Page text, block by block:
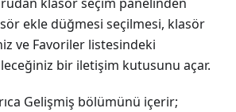
ekle düğmesi seçilmesi, klasör
ve Favoriler listesindeki
bir iletişim kutusunu açar.
Gelişmiş bölümünü içerir;